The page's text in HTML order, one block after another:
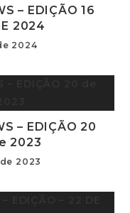
– EDIÇÃO 16
2024
2024
– EDIÇÃO 20
2023
2023